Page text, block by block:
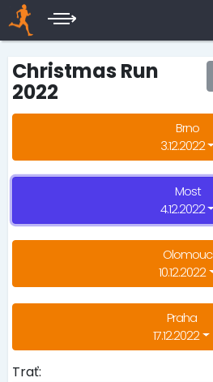
Christmas Run
2022
Brno
3.12.2022
Most
4.12.2022
Olomouc
10.12.2022
Praha
17.12.2022
Trať: